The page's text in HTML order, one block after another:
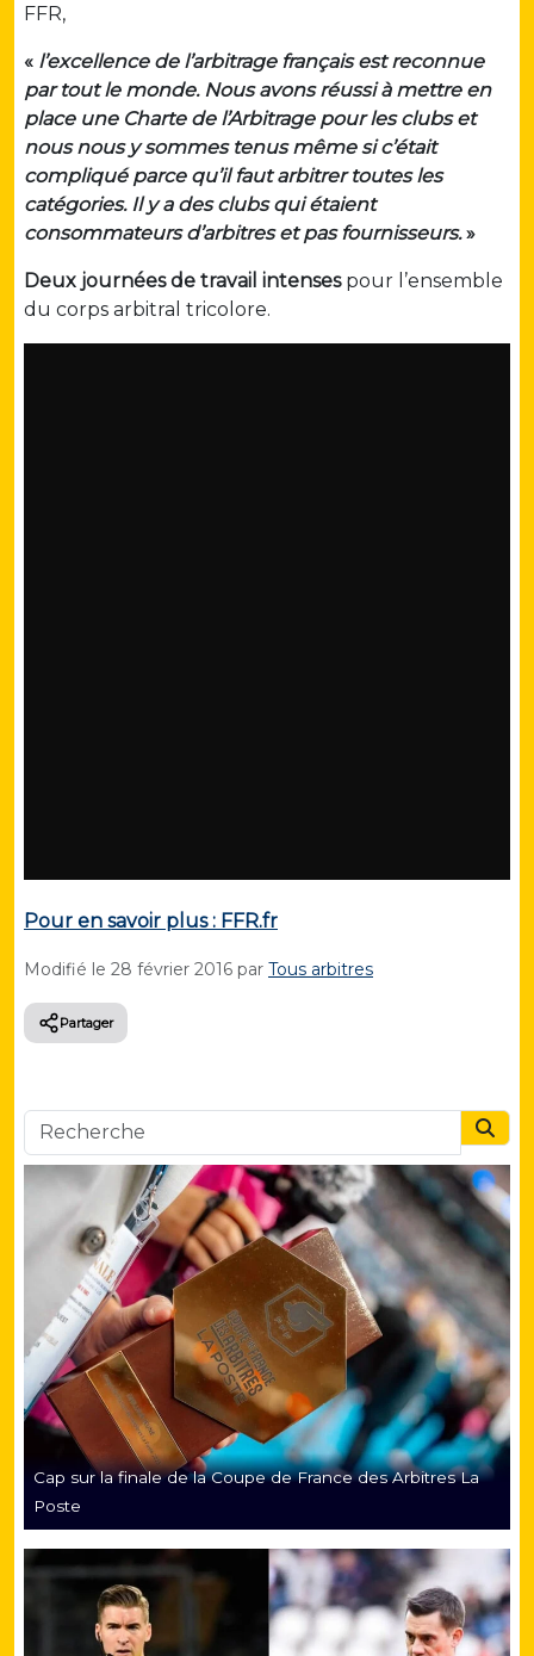
FFR,
« l’excellence de l’arbitrage français est reconnue
par tout le monde. Nous avons réussi à mettre en
place une Charte de l’Arbitrage pour les clubs et
nous nous y sommes tenus même si c’était
compliqué parce qu’il faut arbitrer toutes les
catégories. Il y a des clubs qui étaient
consommateurs d’arbitres et pas fournisseurs.»
Deux journées de travail intensespour l’ensemble
du corps arbitral tricolore.
Pour en savoir plus : FFR.fr
Modifié le 28 février 2016 par Tous arbitres
Partager
Cap sur la finale de la Coupe de France des Arbitres La
Poste